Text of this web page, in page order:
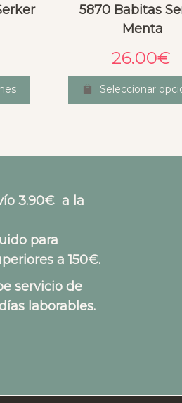
5870 Babitas
Menta
26.00€
Seleccionar
3.90€ a la
para
a 150€.
servicio de
laborables.